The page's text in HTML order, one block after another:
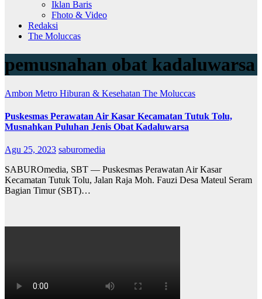
Iklan Baris
Fhoto & Video
Redaksi
The Moluccas
pemusnahan obat kadaluwarsa
Ambon Metro Hiburan & Kesehatan The Moluccas
Puskesmas Perawatan Air Kasar Kecamatan Tutuk Tolu,
Musnahkan Puluhan Jenis Obat Kadaluwarsa
Agu 25, 2023 saburomedia
SABUROmedia, SBT — Puskesmas Perawatan Air Kasar
Kecamatan Tutuk Tolu, Jalan Raja Moh. Fauzi Desa Mateul Seram
Bagian Timur (SBT)…